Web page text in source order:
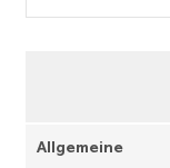
Allgemeine